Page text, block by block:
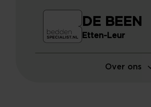
Over ons
DE BEEN
Etten-Leur